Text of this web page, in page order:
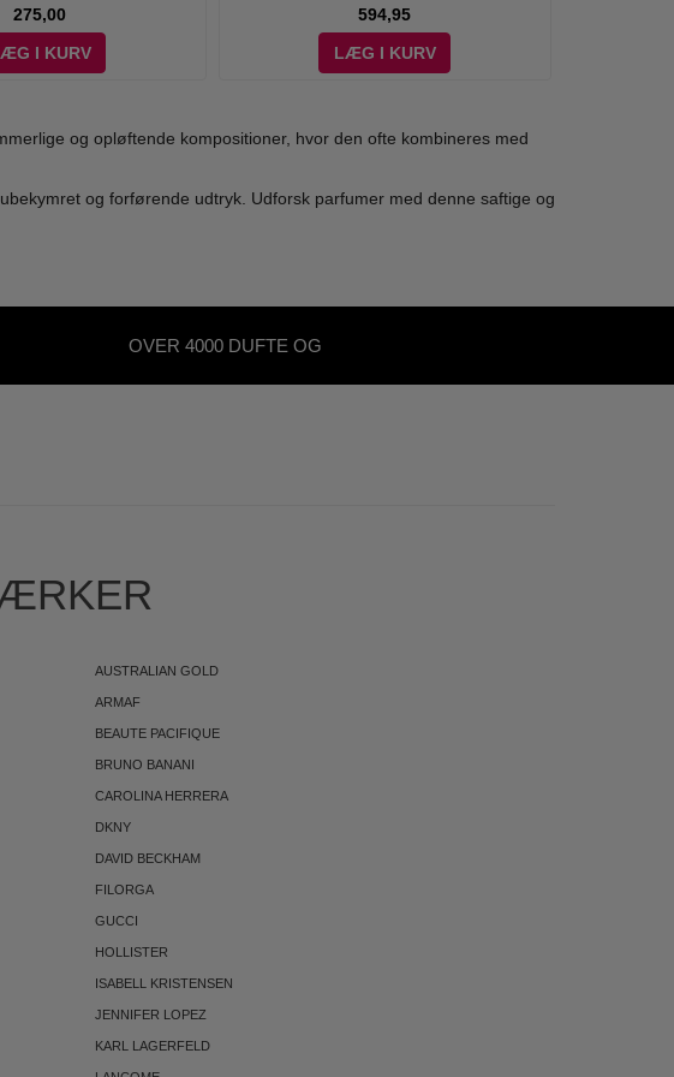
275,00
I KURV
594,95
LÆG I KURV
og opløftende kompositioner, hvor den ofte kombineres med
og forførende udtryk. Udforsk parfumer med denne saftige og
OVER 4000 DUFTE OG
AUSTRALIAN GOLD
ARMAF
BEAUTE PACIFIQUE
BRUNO BANANI
CAROLINA HERRERA
DKNY
DAVID BECKHAM
FILORGA
GUCCI
HOLLISTER
ISABELL KRISTENSEN
JENNIFER LOPEZ
KARL LAGERFELD